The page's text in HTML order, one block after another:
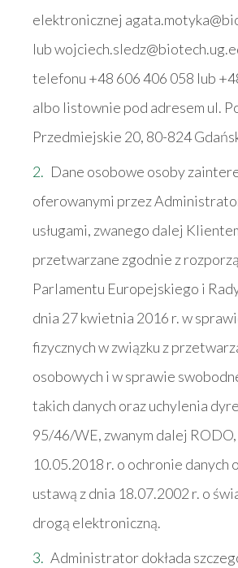
elektronicznej
lub
telefonu +48 606 406 058 lub
albo listownie pod adresem ul.
Przedmiejskie 20, 80-824
Dane osobowe osoby
oferowanymi przez
usługami, zwanego dalej
przetwarzane zgodnie z
Parlamentu Europejskiego i
dnia 27 kwietnia 2016 r. w
fizycznych w związku z
osobowych i w sprawie
takich danych oraz uchylenia
95/46/WE, zwanym dalej
10.05.2018 r. o ochronie danych
ustawą z dnia 18.07.2002 r. o
drogą elektroniczną.
Administrator dokłada